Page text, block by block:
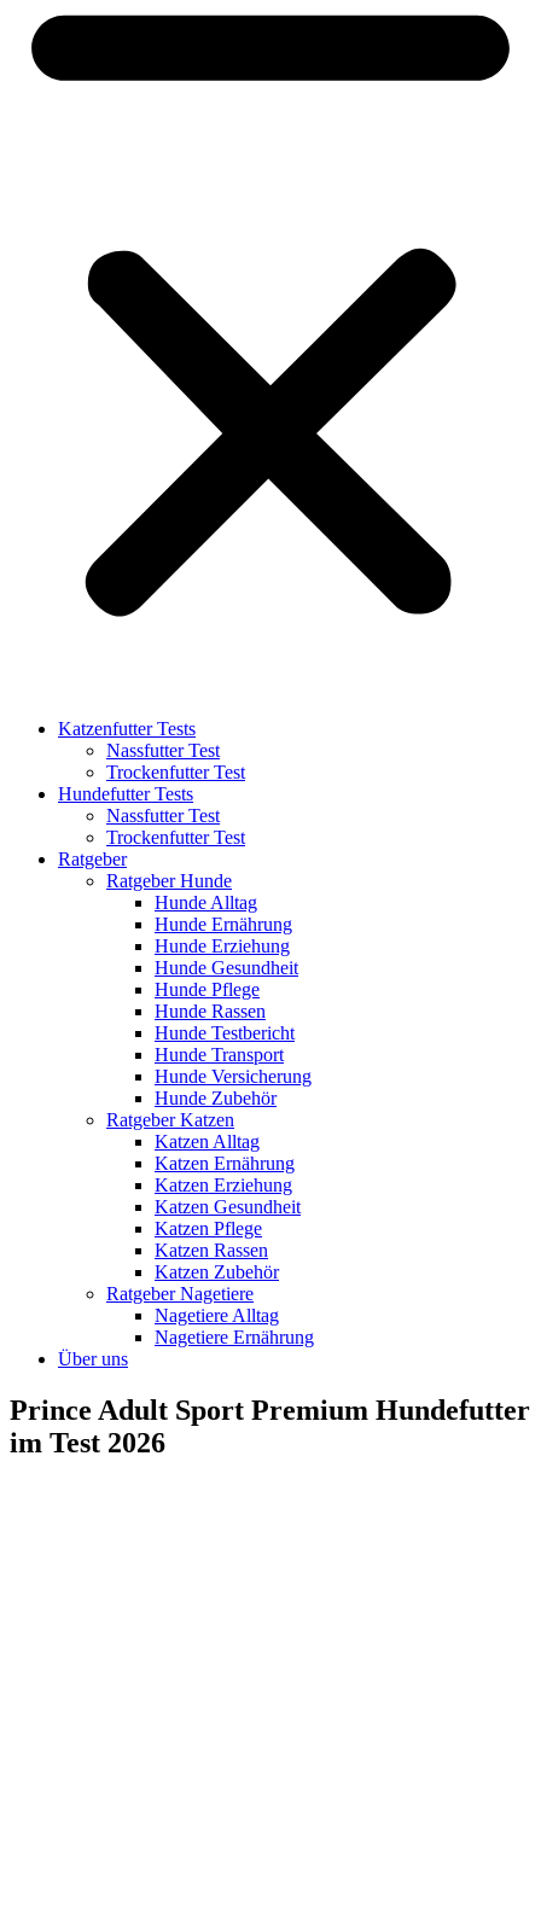
Katzenfutter Tests
Nassfutter Test
Trockenfutter Test
Hundefutter Tests
Nassfutter Test
Trockenfutter Test
Ratgeber
Ratgeber Hunde
Hunde Alltag
Hunde Ernährung
Hunde Erziehung
Hunde Gesundheit
Hunde Pflege
Hunde Rassen
Hunde Testbericht
Hunde Transport
Hunde Versicherung
Hunde Zubehör
Ratgeber Katzen
Katzen Alltag
Katzen Ernährung
Katzen Erziehung
Katzen Gesundheit
Katzen Pflege
Katzen Rassen
Katzen Zubehör
Ratgeber Nagetiere
Nagetiere Alltag
Nagetiere Ernährung
Über uns
Prince Adult Sport Premium Hundefutter
im Test 2026